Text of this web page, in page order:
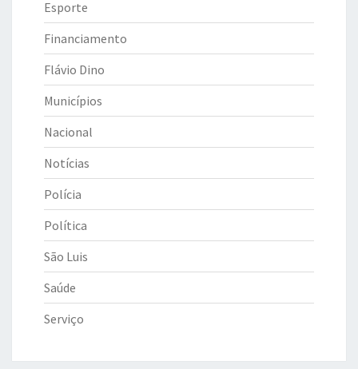
Esporte
Financiamento
Flávio Dino
Municípios
Nacional
Notícias
Polícia
Política
São Luis
Saúde
Serviço